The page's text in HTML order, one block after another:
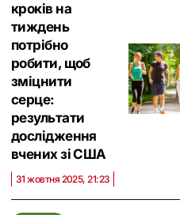
кроків на
тиждень
потрібно
робити, щоб
зміцнити
серце:
результати
дослідження
вчених зі США
31 жовтня 2025, 21:23